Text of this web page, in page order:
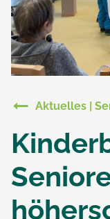
Aktuelles |